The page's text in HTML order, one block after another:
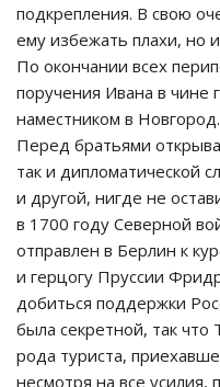
подкрепления. В свою
ему избежать плахи, но
По окончании всех
поручения Ивана в чине
наместником в
Перед братьями
так и дипломатической
и другой, нигде не
в 1700 году Северной
отправлен в Берлин к
и герцогу Пруссии
добиться поддержки
была секретной, так что
рода туриста,
несмотря на все усилия,